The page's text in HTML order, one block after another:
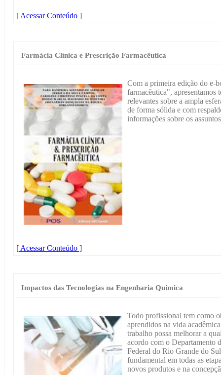
[ Acessar Conteúdo ]
Farmácia Clínica e Prescrição Farmacêutica
Com a primeira edição do e-
farmacêutica", apresentamos
relevantes sobre a ampla
de forma sólida e com
informações sobre os
[ Acessar Conteúdo ]
Impactos das Tecnologias na Engenharia Química
Todo profissional tem como
aprendidos na vida
trabalho possa melhorar a
acordo com o Departamento
Federal do Rio Grande do
fundamental em todas as
novos produtos e na